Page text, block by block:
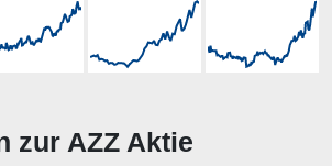
zur AZZ Aktie